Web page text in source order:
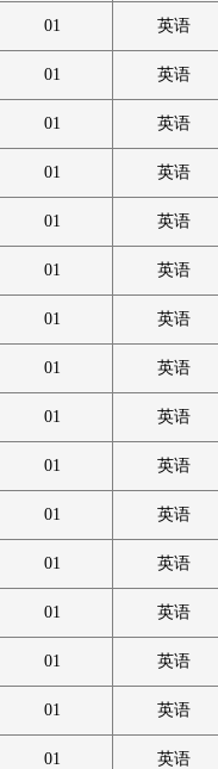
01 英语
01 英语
01 英语
01 英语
01 英语
01 英语
01 英语
01 英语
01 英语
01 英语
01 英语
01 英语
01 英语
01 英语
01 英语
01 英语